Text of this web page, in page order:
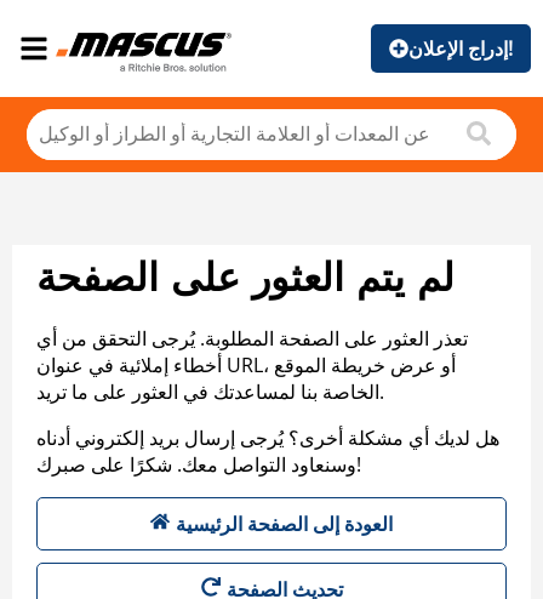
إدراج الإعلان!
لم يتم العثور على الصفحة
تعذر العثور على الصفحة المطلوبة. يُرجى التحقق من أي
أخطاء إملائية في عنوان URL، أو عرض خريطة الموقع
الخاصة بنا لمساعدتك في العثور على ما تريد.
هل لديك أي مشكلة أخرى؟ يُرجى إرسال بريد إلكتروني أدناه
وسنعاود التواصل معك. شكرًا على صبرك!
العودة إلى الصفحة الرئيسية
تحديث الصفحة